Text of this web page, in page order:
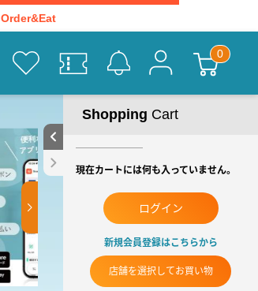
Order&Eat
Shopping Cart
現在カートには何も入っていません。
ログイン
新規会員登録はこちらから
店舗を選択してお買い物